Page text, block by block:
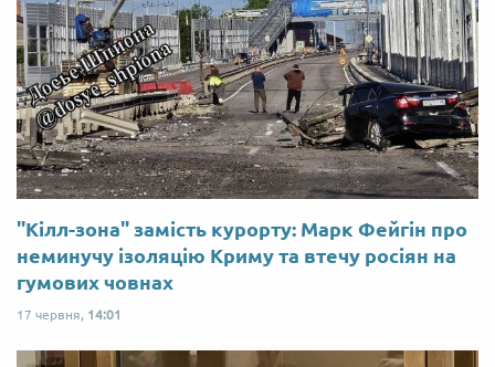
"Кілл-зона" замість курорту: Марк Фейгін про
неминучу ізоляцію Криму та втечу росіян на
гумових човнах
17 червня, 14:01